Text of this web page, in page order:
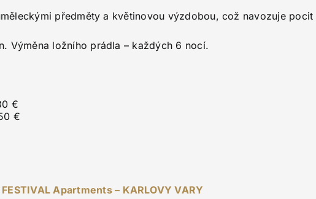
předměty a květinovou výzdobou, což navozuje pocit
Výměna ložního prádla – každých 6 nocí.
€
€
FESTIVAL Apartments – KARLOVY VARY